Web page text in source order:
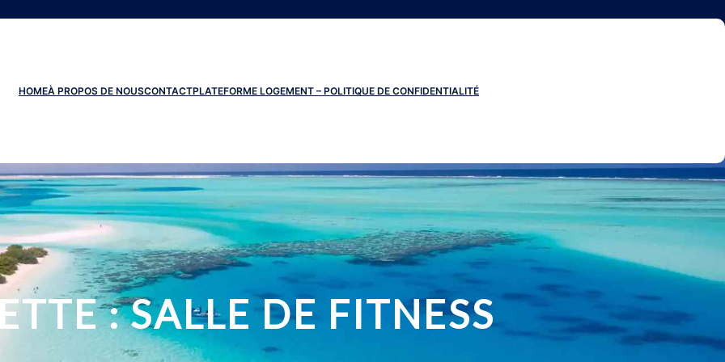
HOMEÀ PROPOS DE NOUSCONTACTPLATEFORME LOGEMENT – POLITIQUE DE CONFIDENTIALITÉ
:SALLE DE FITNESS